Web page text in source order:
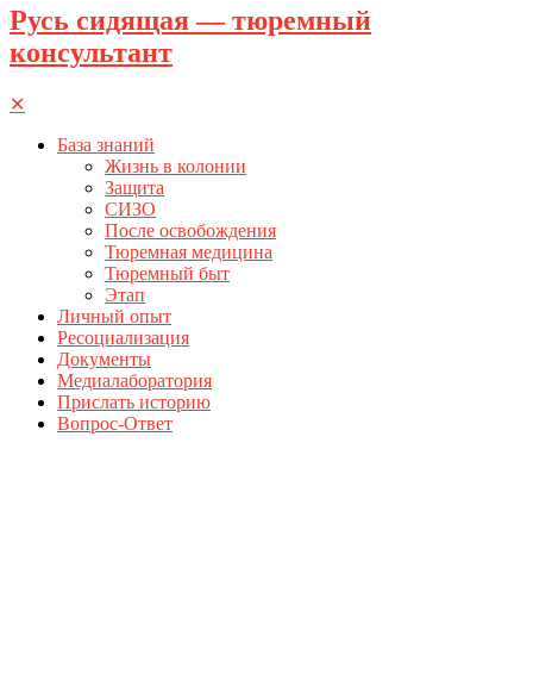
Русь сидящая — тюремный
консультант
✕
База знаний
Жизнь в колонии
Защита
СИЗО
После освобождения
Тюремная медицина
Тюремный быт
Этап
Личный опыт
Ресоциализация
Документы
Медиалаборатория
Прислать историю
Вопрос-Ответ